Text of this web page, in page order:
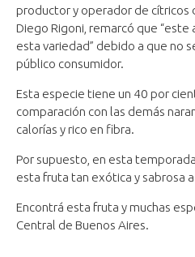
productor y operador de cítricos
Diego Rigoni, remarcó que
esta variedad” debido a que no
público consumidor.
Esta especie tiene un 40 por
comparación con las demás
calorías y rico en fibra.
Por supuesto, en esta
esta fruta tan exótica y sabrosa
Encontrá esta fruta y muchas
Central de Buenos Aires.